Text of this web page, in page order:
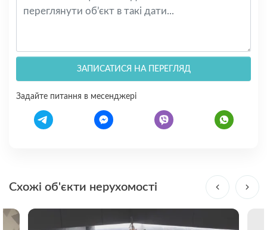
ЗАПИСАТИСЯ НА ПЕРЕГЛЯД
Задайте питання в месенджері
Схожі об'єкти нерухомості